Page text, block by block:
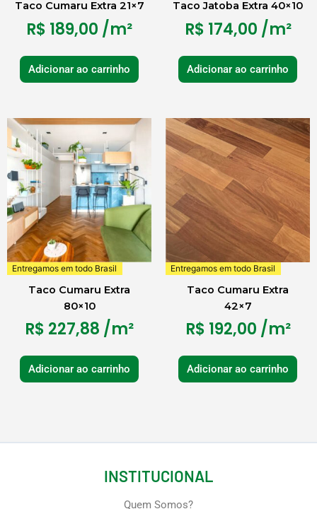
Taco Cumaru Extra 21×7
R$ 189,00 /m²
Adicionar ao carrinho
Taco Jatoba Extra 40×10
R$ 174,00 /m²
Adicionar ao carrinho
Entregamos em todo Brasil
Taco Cumaru Extra
80×10
R$ 227,88 /m²
Adicionar ao carrinho
Entregamos em todo Brasil
Taco Cumaru Extra
42×7
R$ 192,00 /m²
Adicionar ao carrinho
INSTITUCIONAL
Quem Somos?